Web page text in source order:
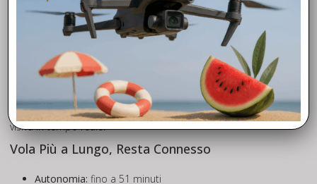
veicoli fino a 200 metri.
Visione omnidirezionale notturna da 0.1-lux
Sei sensori fisheye ad alta sensibilità e due processori
assicurano un rilevamento ostacoli omnidirezionale efficace
anche di notte fino a 18 m/s. La funzione RTH (Return to
Home) è supportata anche senza GPS, grazie alla mappatura
visiva in tempo reale.
Vola Più a Lungo, Resta Connesso
Autonomia: fino a 51 minuti